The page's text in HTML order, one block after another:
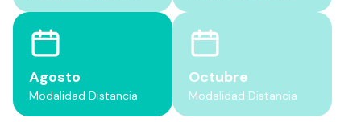
Agosto
Modalidad Distancia
Octubre
Modalidad Distancia